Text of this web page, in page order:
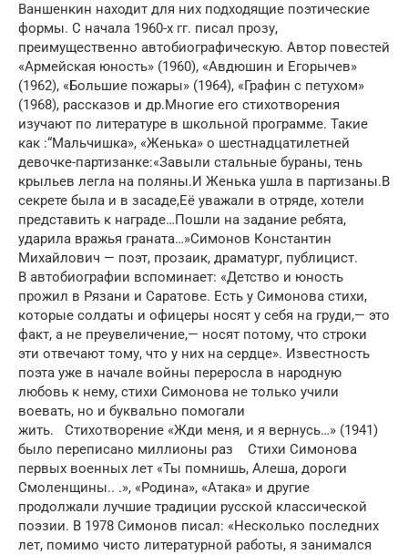
Ваншенкин находит для них подходящие поэтические
формы. С начала 1960-х гг. писал прозу,
преимущественно автобиографическую. Автор повестей
«Армейская юность» (1960), «Авдюшин и Егорычев»
(1962), «Большие пожары» (1964), «Графин с петухом»
(1968), рассказов и др.Многие его стихотворения
изучают по литературе в школьной программе. Такие
как :“Мальчишка», «Женька» о шестнадцатилетней
девочке-партизанке:«Завыли стальные бураны, тень
крыльев легла на поляны.И Женька ушла в партизаны.В
секрете была и в засаде,Её уважали в отряде, хотели
представить к награде…Пошли на задание ребята,
ударила вражья граната…»Симонов Константин
Михайлович — поэт, прозаик, драматург, публицист.
В автобиографии вспоминает: «Детство и юность
прожил в Рязани и Саратове. Есть у Симонова стихи,
которые солдаты и офицеры носят у себя на груди,— это
факт, а не преувеличение,— носят потому, что строки
эти отвечают тому, что у них на сердце». Известность
поэта уже в начале войны переросла в народную
любовь к нему, стихи Симонова не только учили
воевать, но и буквально помогали
жить. Стихотворение «Жди меня, и я вернусь…» (1941)
было переписано миллионы раз Стихи Симонова
первых военных лет «Ты помнишь, Алеша, дороги
Смоленщины.. .», «Родина», «Атака» и другие
продолжали лучшие традиции русской классической
поэзии. В 1978 Симонов писал: «Несколько последних
лет, помимо чисто литературной работы, я занимался